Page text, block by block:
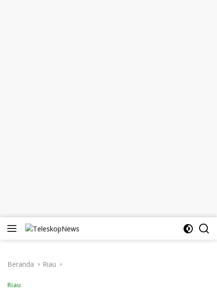
Langsung
Beranda Riau
Riau